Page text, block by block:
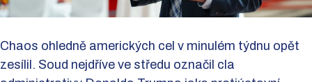
Chaos ohledně amerických cel v minulém týdnu opět
zesílil. Soud nejdříve ve středu označil cla